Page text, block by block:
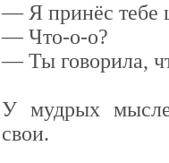
— Я принёс тебе
— Что-о-о?
— Ты говорила,
У мудрых
свои.